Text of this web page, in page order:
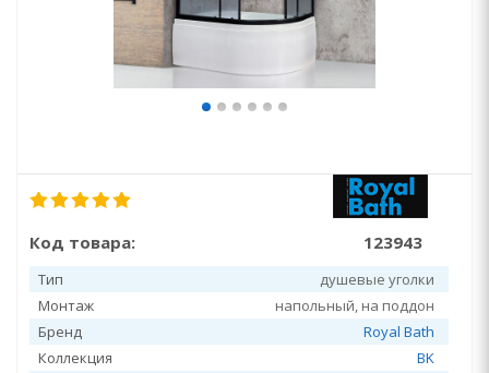
Код товара: 123943
Тип
душевые уголки
Монтаж
напольный, на поддон
Бренд
Royal Bath
Коллекция
BK